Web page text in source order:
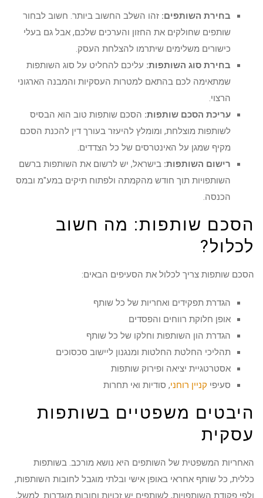
בחירת השותפים:זהו השלב החשוב ביותר. חשוב לבחור
שותפים שחולקים את החזון והערכים שלכם, אבל גם בעלי
כישורים משלימים שיתרמו להצלחת העסק.
בחירת סוג השותפות:עליכם להחליט על סוג השותפות
שמתאימה לכם בהתאם למטרות העסקיות והמבנה הארגוני
הרצוי.
עריכת הסכם שותפות:הסכם שותפות טוב הוא הבסיס
לשותפות מוצלחת, ומומלץ להיעזר בעורך דין להכנת הסכם
מקיף שמגן על האינטרסים של כל הצדדים.
רישום השותפות:בישראל, יש לרשום את השותפות ברשם
השותפויות תוך חודש מהקמתה ולפתוח תיקים במע"מ ובמס
הכנסה.
הסכם שותפות: מה חשוב
לכלול?
הסכם שותפות צריך לכלול את הסעיפים הבאים:
הגדרת תפקידים ואחריות של כל שותף
אופן חלוקת רווחים והפסדים
הגדרת הון השותפות וחלקו של כל שותף
תהליכי החלטת החלטות ומנגנון ליישוב סכסוכים
אסטרטגיית יציאה ופירוק שותפות
סעיפיקניין רוחני, סודיות ואי תחרות
היבטים משפטיים בשותפות
עסקית
האחריות המשפטית של השותפים היא נושא מורכב. בשותפות
כללית, כל שותף אחראי באופן אישי ובלתי מוגבל לחובות השותפות,
ולפי פקודת השותפויות, לשותפים יש זכויות וחובות מוגדרות. למשל,